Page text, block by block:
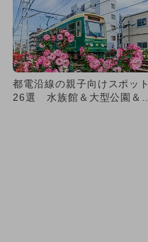
都電沿線の親子向けスポット
26選 水族館＆大型公園＆最